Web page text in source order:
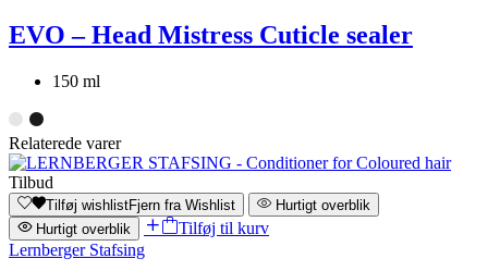
EVO – Head Mistress Cuticle sealer
150 ml
Relaterede varer
Tilbud
Tilføj wishlistFjern fra Wishlist
Hurtigt overblik
Hurtigt overblik
Tilføj til kurv
Lernberger Stafsing